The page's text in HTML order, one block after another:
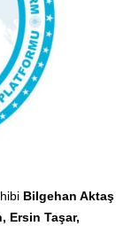
Bilgehan Aktaş
Ersin Taşar,